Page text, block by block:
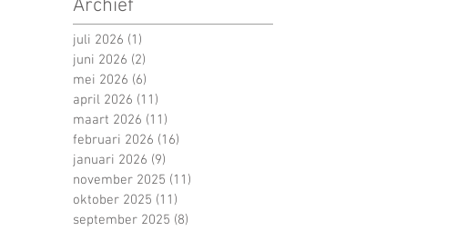
Archief
juli 2026 (1)
juni 2026 (2)
mei 2026 (6)
april 2026 (11)
maart 2026 (11)
februari 2026 (16)
januari 2026 (9)
november 2025 (11)
oktober 2025 (11)
september 2025 (8)